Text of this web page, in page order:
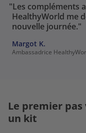
"Les compléments
HealthyWorld me
nouvelle journée."
Margot K.
Ambassadrice
Le premier
un kit